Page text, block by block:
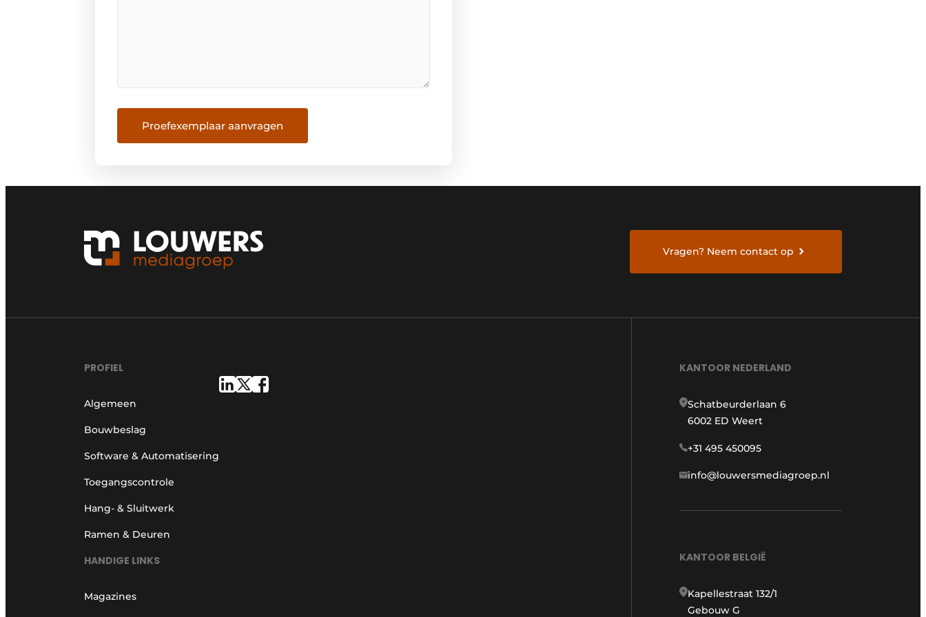
Proefexemplaar aanvragen
Vragen? Neem contact op
PROFIEL
Algemeen
Bouwbeslag
Software & Automatisering
Toegangscontrole
Hang- & Sluitwerk
Ramen & Deuren
HANDIGE LINKS
Magazines
KANTOOR NEDERLAND
Schatbeurderlaan 6
6002 ED Weert
+31 495 450095
info@louwersmediagroep.nl
KANTOOR BELGIË
Kapellestraat 132/1
Gebouw G